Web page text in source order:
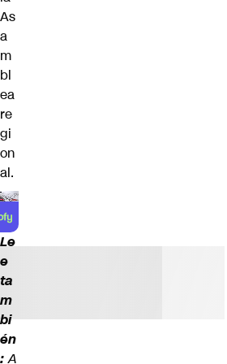
As
a
m
bl
ea
re
gi
on
al.
Le
e
ta
m
bi
én
: A